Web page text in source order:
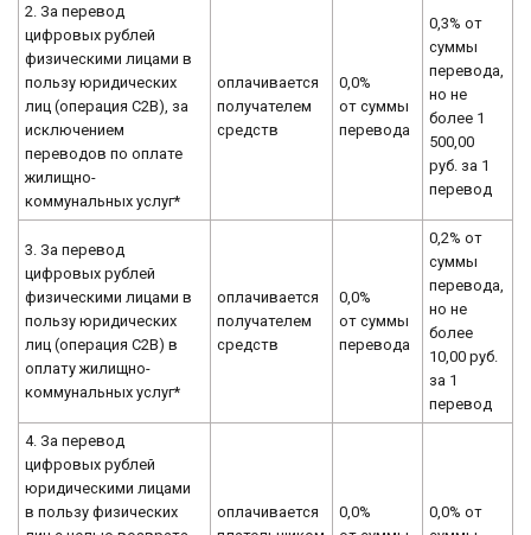
2. За перевод
цифровых рублей
физическими лицами в
пользу юридических
лиц (операция C2B), за
исключением
переводов по оплате
жилищно-
коммунальных услуг*
оплачивается
получателем
средств
0,0%
от суммы
перевода
0,3% от
суммы
перевода,
но не
более 1
500,00
руб. за 1
перевод
3. За перевод
цифровых рублей
физическими лицами в
пользу юридических
лиц (операция C2B) в
оплату жилищно-
коммунальных услуг*
оплачивается
получателем
средств
0,0%
от суммы
перевода
0,2% от
суммы
перевода,
но не
более
10,00 руб.
за 1
перевод
4. За перевод
цифровых рублей
юридическими лицами
в пользу физических
оплачивается
0,0%
0,0% от